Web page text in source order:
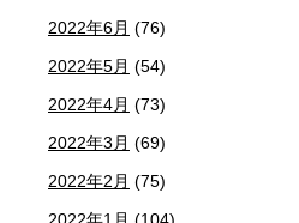
2022年6月 (76)
2022年5月 (54)
2022年4月 (73)
2022年3月 (69)
2022年2月 (75)